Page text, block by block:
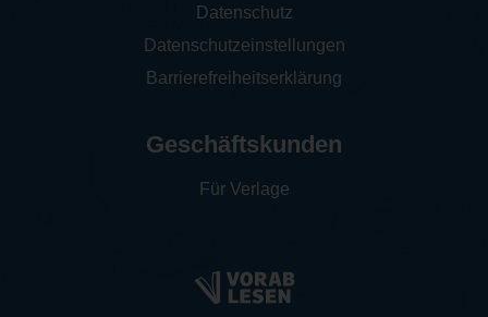
Datenschutz
Datenschutzeinstellungen
Barrierefreiheitserklärung
Geschäftskunden
Für Verlage